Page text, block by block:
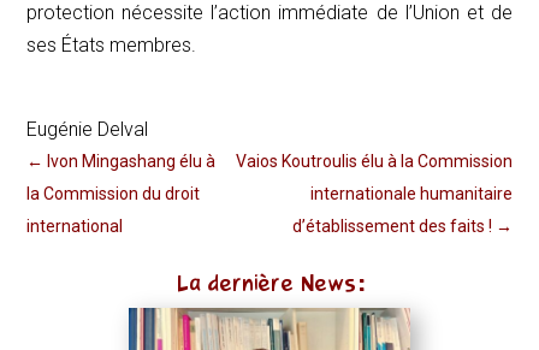
protection nécessite l’action immédiate de l’Union et de
ses États membres.
Eugénie Delval
← Ivon Mingashang élu à
la Commission du droit
international
Vaios Koutroulis élu à la Commission
internationale humanitaire
d’établissement des faits ! →
La dernière News: